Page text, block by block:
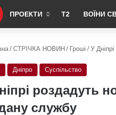
ПРОЕКТИ Т2 ВОЇНИ
/ СТРІЧКА НОВИН / Гроші / У
Дніпро Суспільство
роздадуть
службу